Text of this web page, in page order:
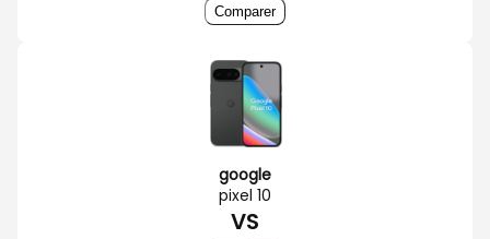
Comparer
google
pixel 10
VS